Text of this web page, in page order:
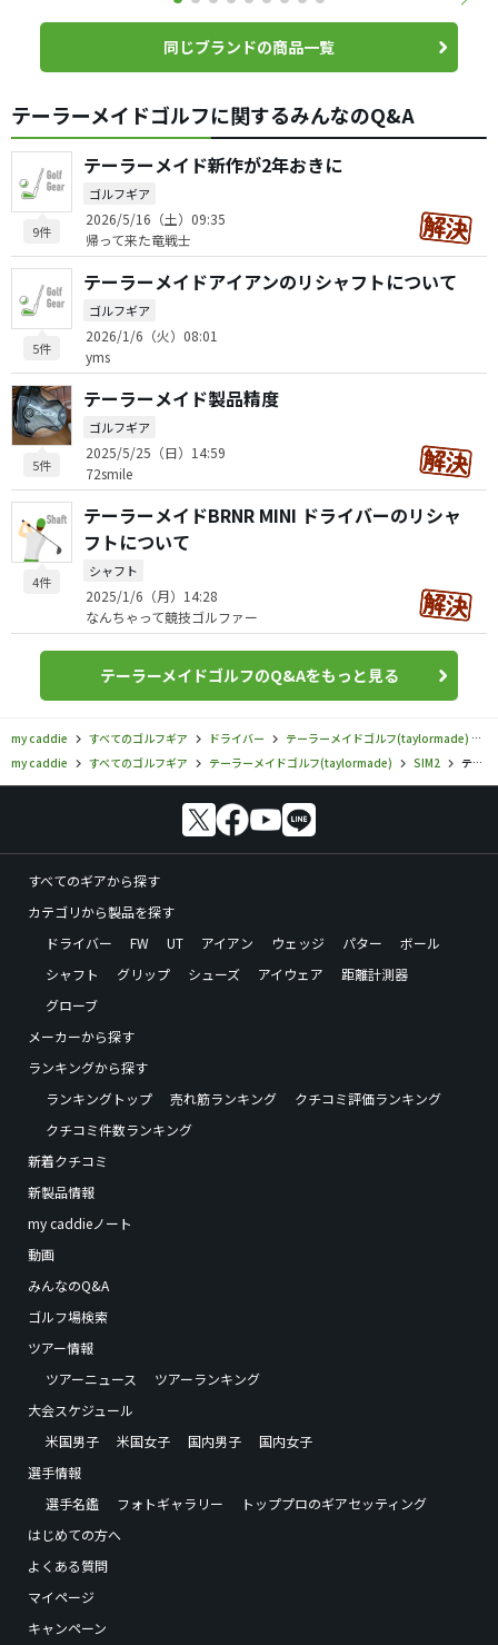
同じブランドの商品一覧
テーラーメイドゴルフに関するみんなのQ&A
9件
テーラーメイド新作が2年おきに
ゴルフギア
2026/5/16（土）09:35
帰って来た竜戦士
5件
テーラーメイドアイアンのリシャフトについて
ゴルフギア
2026/1/6（火）08:01
yms
5件
テーラーメイド製品精度
ゴルフギア
2025/5/25（日）14:59
72smile
4件
テーラーメイドBRNR MINI ドライバーのリシャ
フトについて
シャフト
2025/1/6（月）14:28
なんちゃって競技ゴルファー
テーラーメイドゴルフのQ&Aをもっと見る
my caddie すべてのゴルフギア ドライバー テーラーメイドゴルフ(taylormade)
my caddie
すべてのゴルフギア テーラーメイドゴルフ(taylormade) SIM2 テーラーメイドゴルフ／SIM2／SIM2 MAX ドライバーの口コミ評価
すべてのギアから探す
カテゴリから製品を探す
ドライバー
FW UT アイアン ウェッジ パター
ボール
シャフト
グリップ シューズ アイウェア
距離計測器
グローブ
メーカーから探す
ランキングから探す
ランキングトップ
売れ筋ランキング
クチコミ評価ランキング
クチコミ件数ランキング
新着クチコミ
新製品情報
my caddieノート
動画
みんなのQ&A
ゴルフ場検索
ツアー情報
ツアーニュース
ツアーランキング
大会スケジュール
米国男子
米国女子 国内男子
国内女子
選手情報
選手名鑑
フォトギャラリー
トッププロのギアセッティング
はじめての方へ
よくある質問
マイページ
キャンペーン